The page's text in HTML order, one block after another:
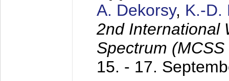
A. Dekorsy, K.-D.
2nd International
Spectrum
15. - 17.